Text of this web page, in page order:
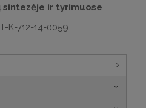
ir tyrimuose
K-712-14-0059